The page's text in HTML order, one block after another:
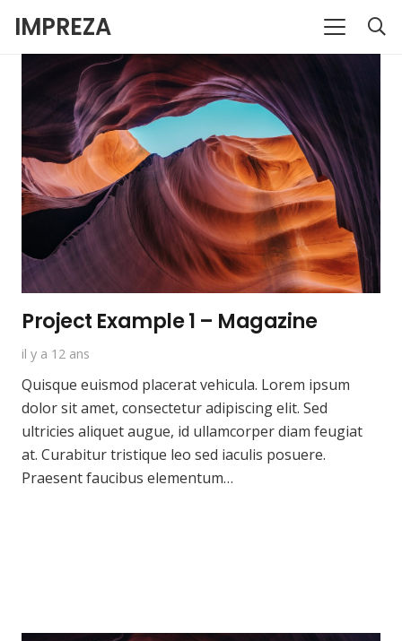
IMPREZA
Project Example 1 – Magazine
il y a 12 ans
Quisque euismod placerat vehicula. Lorem ipsum
dolor sit amet, consectetur adipiscing elit. Sed
ultricies aliquet augue, id ullamcorper diam feugiat
at. Curabitur tristique leo sed iaculis posuere.
Praesent faucibus elementum…